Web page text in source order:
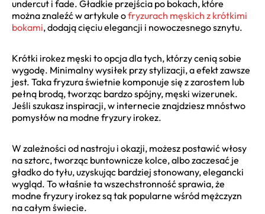
undercut i fade. Gładkie przejścia po bokach, które
można znaleźć w artykule ofryzurach męskich z krótkimi
bokami, dodają cięciu elegancji i nowoczesnego sznytu.
Krótki irokez męski to opcja dla tych, którzy cenią sobie
wygodę. Minimalny wysiłek przy stylizacji, a efekt zawsze
jest. Taka fryzura świetnie komponuje się z zarostem lub
pełną brodą, tworząc bardzo spójny, męski wizerunek.
Jeśli szukasz inspiracji, w internecie znajdziesz mnóstwo
pomysłów na modne fryzury irokez.
W zależności od nastroju i okazji, możesz postawić włosy
na sztorc, tworząc buntownicze kolce, albo zaczesać je
gładko do tyłu, uzyskując bardziej stonowany, elegancki
wygląd. To właśnie ta wszechstronność sprawia, że
modne fryzury irokez są tak popularne wśród mężczyzn
na całym świecie.